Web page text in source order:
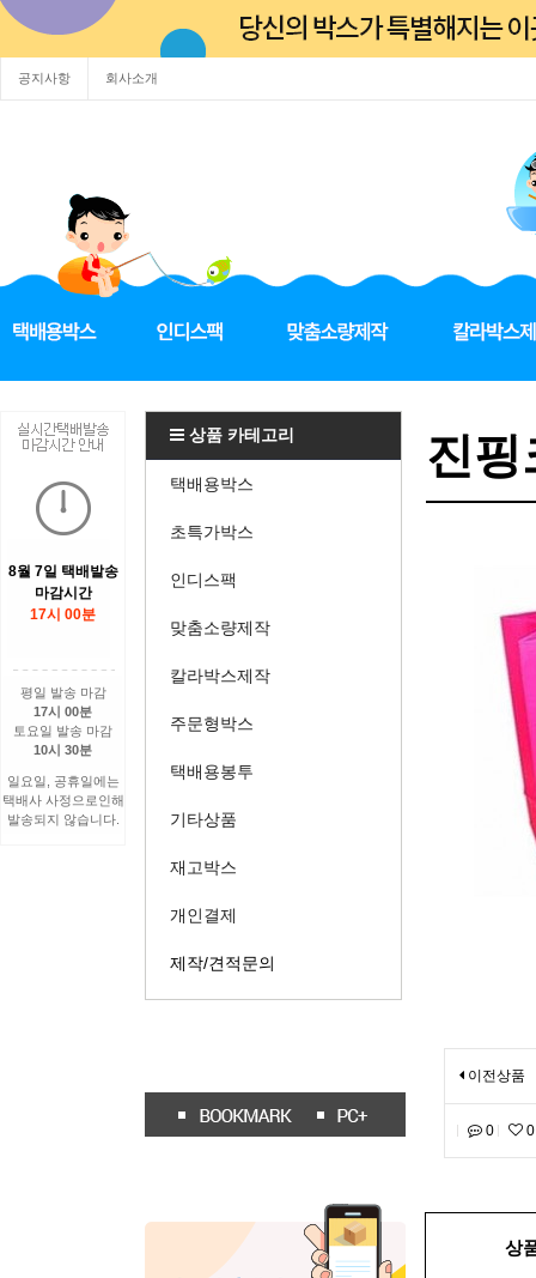
공지사항 회사소개
8월 7일 택배발송
마감시간
17시 00분
평일 발송 마감
17시 00분
토요일 발송 마감
10시 30분
일요일, 공휴일에는
택배사 사정으로인해
발송되지 않습니다.
상품 카테고리
택배용박스
초특가박스
인디스팩
맞춤소량제작
칼라박스제작
주문형박스
택배용봉투
기타상품
재고박스
개인결제
제작/견적문의
진핑
이전상품
0 0
상